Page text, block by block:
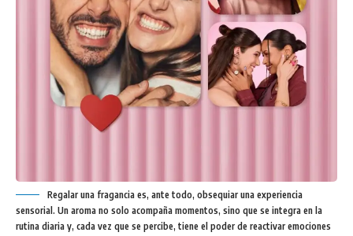
Regalar una fragancia es, ante todo, obsequiar una experiencia
sensorial. Un aroma no solo acompaña momentos, sino que se integra en la
rutina diaria y, cada vez que se percibe, tiene el poder de reactivar emociones